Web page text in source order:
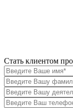
Cтать клиентом